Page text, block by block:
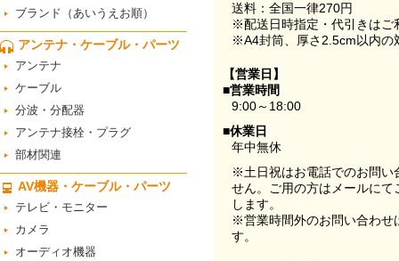
送料：全国一律270円
※配送日時指定・代引きはご
※A4封筒、厚さ2.5cm以内の
【営業日】
■営業時間
9:00～18:00
■休業日
年中無休
※土日祝はお電話でのお問い
せん。ご用の方はメールに
します。
※営業時間外のお問い合わせ
す。
ブランド（あいうえお順）
アンテナ・ケーブル・パーツ
アンテナ
ケーブル
分波・分配器
アンテナ接栓・プラグ
部材関連
AV機器・ケーブル・パーツ
テレビ・モニター
カメラ
オーディオ機器